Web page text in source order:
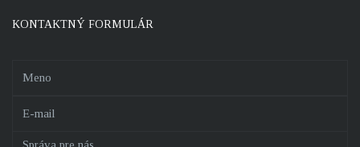
KONTAKTNÝ FORMULÁR